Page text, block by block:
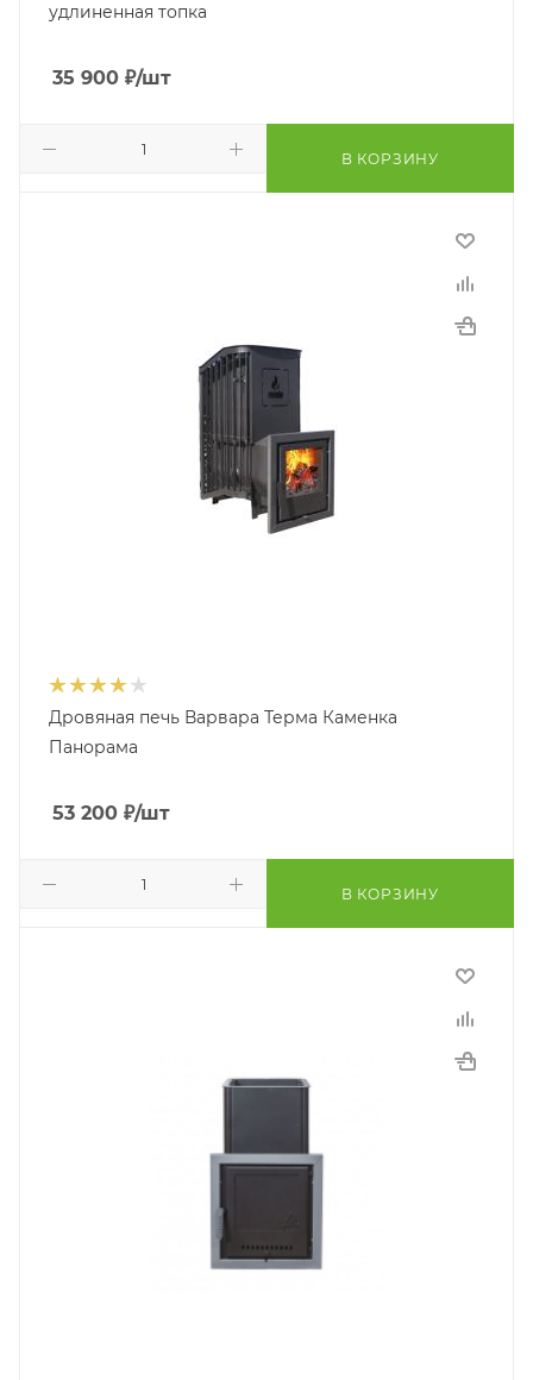
удлиненная топка
35 900 ₽/шт
В КОРЗИНУ
Дровяная печь Варвара Терма Каменка
Панорама
53 200 ₽/шт
В КОРЗИНУ